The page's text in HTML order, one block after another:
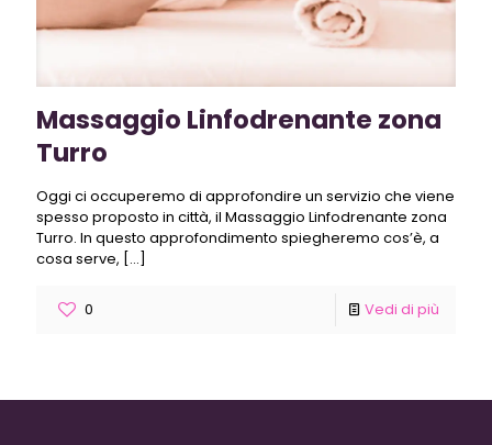
Massaggio Linfodrenante zona
Turro
Oggi ci occuperemo di approfondire un servizio che viene
spesso proposto in città, il Massaggio Linfodrenante zona
Turro. In questo approfondimento spiegheremo cos’è, a
cosa serve, […]
0 Vedi di più